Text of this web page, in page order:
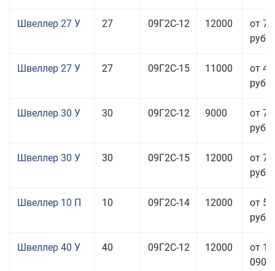
Швеллер 27 У 27 09Г2С-12 12000
от
руб.
Швеллер 27 У 27 09Г2С-15 11000
от
руб.
Швеллер 30 У 30 09Г2С-12 9000
от
руб.
Швеллер 30 У 30 09Г2С-15 12000
от
руб.
Швеллер 10 П 10 09Г2С-14 12000
от
руб.
Швеллер 40 У 40 09Г2С-12 12000
от